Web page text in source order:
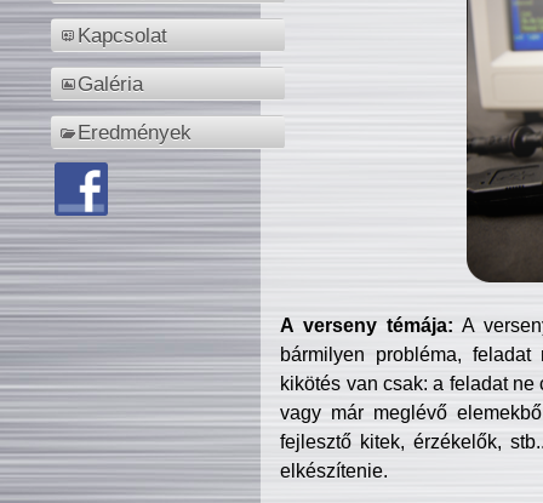
Kapcsolat
Galéria
Eredmények
A verseny témája: A
bármilyen probléma, feladat
kikötés van csak: a feladat
vagy már meglévő
fejlesztő kitek, érzékelők,
elkészítenie.